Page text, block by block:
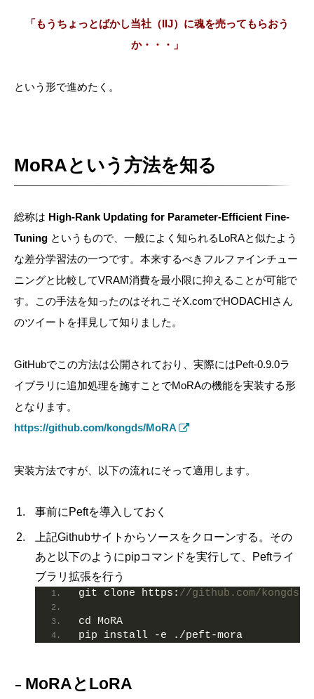
「もうちょっとばかし当社（IIJ）に魂を売ってもらおう
か・・・」
という形で進めたく。
MoRAという方法を知る
総称は High-Rank Updating for Parameter-Efficient Fine-
Tuning というもので、一般によく知られるLoRAと似たよう
な差分学習法の一つです。本来するべきフルファインチュー
ニングと比較してVRAM消費を最小限に抑えることが可能で
す。この手法を知ったのはそれこそX.comでHODACHIさん
のツイートを拝見して知りました。
GitHubでこの方法は公開されており、実際にはPeft-0.9.0ラ
イブラリに追加処理を施すことでMoRAの機能を実装する形
となります。
https://github.com/kongds/MoRA
実装方法ですが、以下の流れにそって適用します。
事前にPeftを導入しておく
上記Githubサイトからソースをクローンする。その
あと以下のようにpipコマンドを実行して、Peftライ
ブラリ拡張を行う
git clone https: //github.com/kongds/
cd MoRA
pip install -e ./peft-mora
MoRAとLoRA